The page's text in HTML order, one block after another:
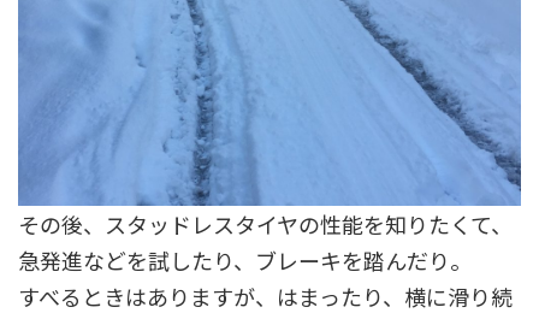
その後、スタッドレスタイヤの性能を知りたくて、
急発進などを試したり、ブレーキを踏んだり。
すべるときはありますが、はまったり、横に滑り続